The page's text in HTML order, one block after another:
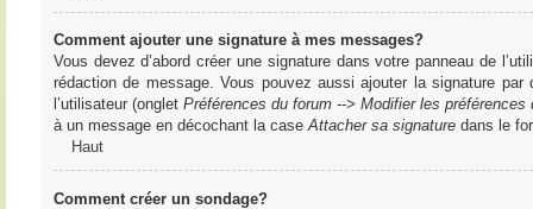
Comment ajouter une signature à mes messages?
Vous devez d’abord créer une signature dans votre panneau de
rédaction de message. Vous pouvez aussi ajouter la signature
l’utilisateur (onglet Préférences du forum --> Modifier les préférences
à un message en décochant la caseAttacher sa signaturedans le
Haut
Comment créer un sondage?